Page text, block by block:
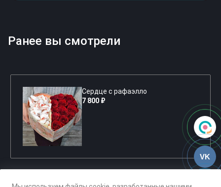
VK
Ранее вы смотрели
Сердце с рафаэлло
7 800 ₽